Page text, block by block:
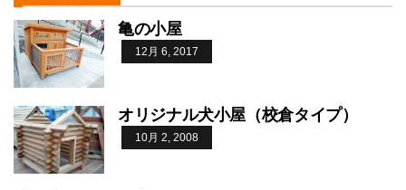
亀の小屋
12月 6, 2017
オリジナル犬小屋（校倉タイプ）
10月 2, 2008